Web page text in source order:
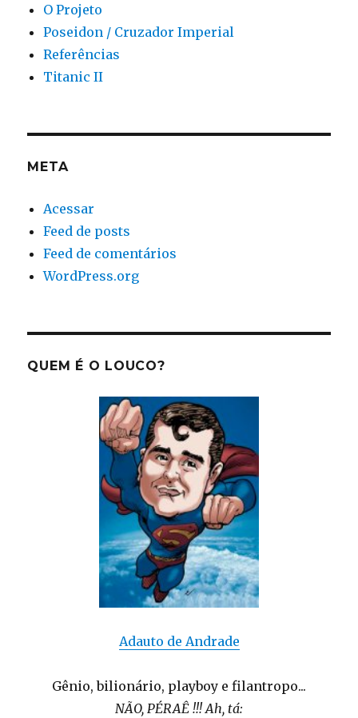
O Projeto
Poseidon / Cruzador Imperial
Referências
Titanic II
META
Acessar
Feed de posts
Feed de comentários
WordPress.org
QUEM É O LOUCO?
Adauto de Andrade
Gênio, bilionário, playboy e filantropo...
NÃO, PÉRAÊ !!! Ah, tá: